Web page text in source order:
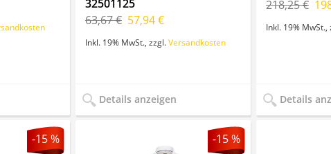
32501125
63,67 € 57,94 €
Inkl. 19% MwSt. zzgl. Versandkosten
Details anzeigen
218,25 €
Inkl. 19% MwSt.
Details
-15 % -15 %